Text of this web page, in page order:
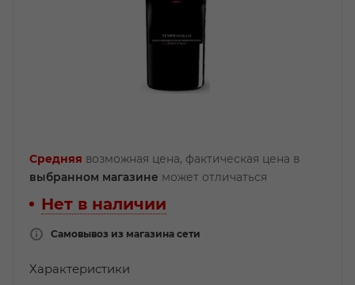
Средняя возможная цена, фактическая цена в
выбранном магазине может отличаться
Нет в наличии
Самовывоз из магазина сети
Характеристики